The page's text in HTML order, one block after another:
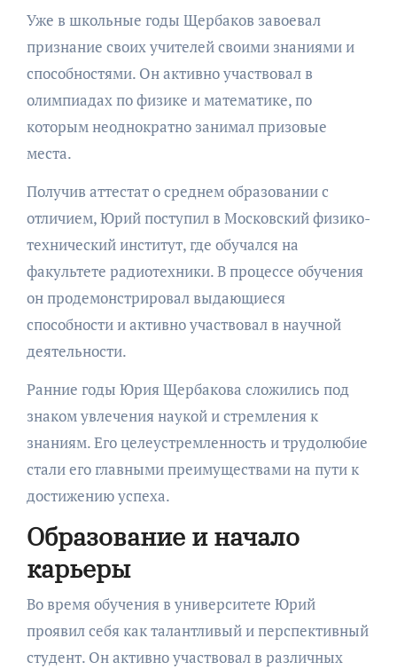
Уже в школьные годы Щербаков завоевал
признание своих учителей своими знаниями и
способностями. Он активно участвовал в
олимпиадах по физике и математике, по
которым неоднократно занимал призовые
места.
Получив аттестат о среднем образовании с
отличием, Юрий поступил в Московский физико-
технический институт, где обучался на
факультете радиотехники. В процессе обучения
он продемонстрировал выдающиеся
способности и активно участвовал в научной
деятельности.
Ранние годы Юрия Щербакова сложились под
знаком увлечения наукой и стремления к
знаниям. Его целеустремленность и трудолюбие
стали его главными преимуществами на пути к
достижению успеха.
Образование и начало
карьеры
Во время обучения в университете Юрий
проявил себя как талантливый и перспективный
студент. Он активно участвовал в различных